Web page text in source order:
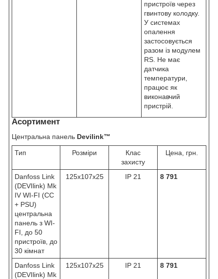
пристроїв через
гвинтову колодку.
У системах
опалення
застосовується
разом із модулем
RS. Не має
датчика
температури,
працює як
виконавчий
пристрій.
Асортимент
Центральна панель Devilink™
Тип Розміри
Клас
захисту
Цена, грн.
Danfoss Link
(DEVIlink) Mk
IV WI-FI (СС
+ PSU)
центральна
панель з WI-
FI, до 50
пристроїв, до
30 кімнат
125х107х25 IP 21 8 791
Danfoss Link
(DEVIlink) Mk
125х107х25 IP 21 8 791